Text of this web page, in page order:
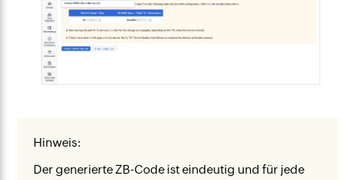
Hinweis:
Der generierte ZB-Code ist eindeutig und für jede